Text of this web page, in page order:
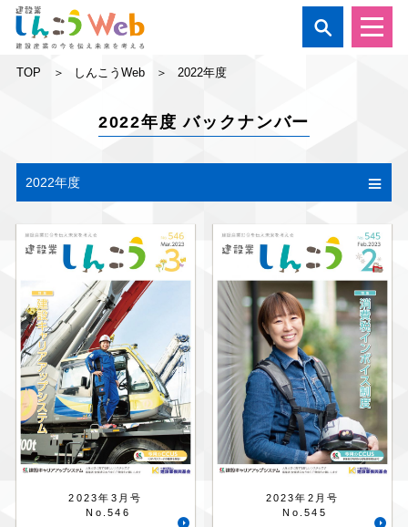

TOP しんこうWeb 2022年度
2022年度 バックナンバー
2022年度
2023年3月号
No.546
2023年2月号
No.545